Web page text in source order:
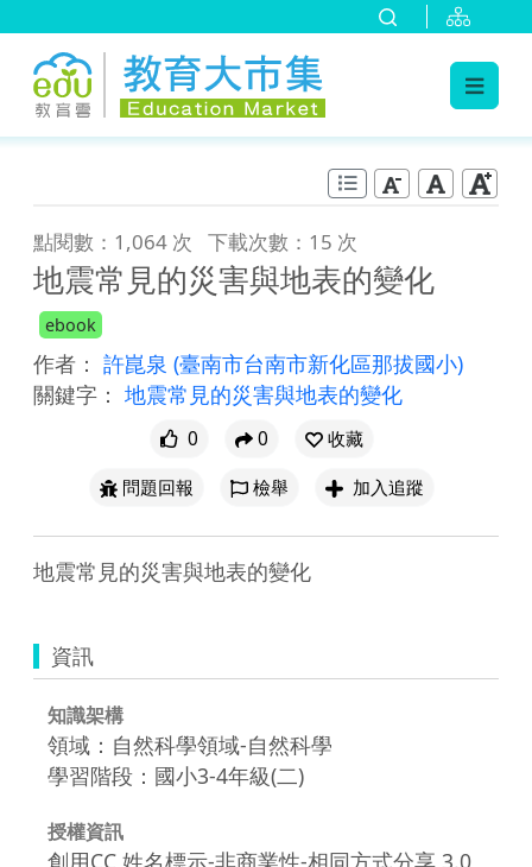
點閱數：1,064 次 下載次數：15 次
地震常見的災害與地表的變化
ebook
作者： 許崑泉 (臺南市台南市新化區那拔國小)
關鍵字： 地震常見的災害與地表的變化
0 0
收藏
問題回報
檢舉 加入追蹤
資訊
知識架構
領域：自然科學領域-自然科學
學習階段：國小3-4年級(二)
授權資訊
創用CC 姓名標示-非商業性-相同方式分享 3.0